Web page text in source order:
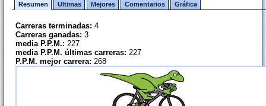
Resumen Ultimas Mejores Comentarios Gráfica
Carreras terminadas: 4
Carreras ganadas: 3
media P.P.M.: 227
media P.P.M. últimas carreras: 227
P.P.M. mejor carrera: 268